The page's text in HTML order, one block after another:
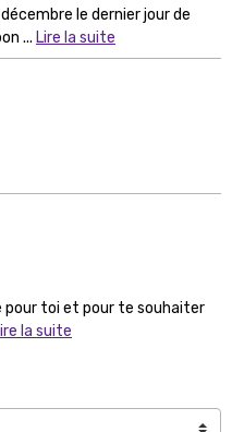
le dernier jour de
... Lire la suite
pour toi et pour te souhaiter
la suite